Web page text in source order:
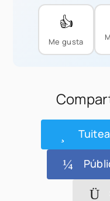
👍
Me gusta